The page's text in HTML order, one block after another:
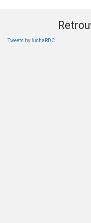
Tweets by luchaRDC